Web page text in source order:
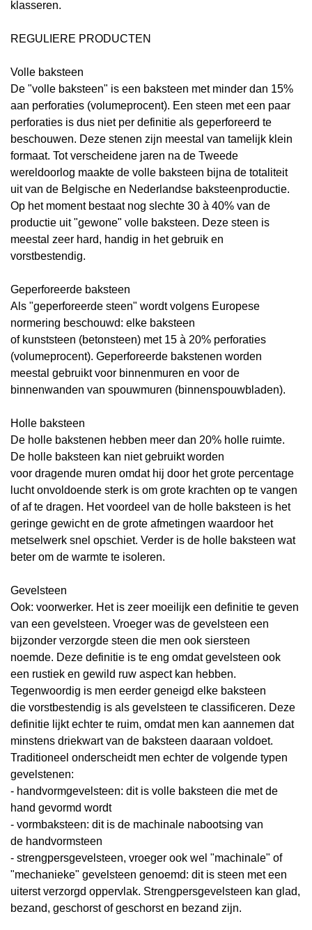
klasseren.
REGULIERE PRODUCTEN
Volle baksteen
De "volle baksteen" is een baksteen met minder dan 15%
aan perforaties (volumeprocent). Een steen met een paar
perforaties is dus niet per definitie als geperforeerd te
beschouwen. Deze stenen zijn meestal van tamelijk klein
formaat. Tot verscheidene jaren na de Tweede
wereldoorlog maakte de volle baksteen bijna de totaliteit
uit van de Belgische en Nederlandse baksteenproductie.
Op het moment bestaat nog slechte 30 à 40% van de
productie uit "gewone" volle baksteen. Deze steen is
meestal zeer hard, handig in het gebruik en
vorstbestendig.
Geperforeerde baksteen
Als "geperforeerde steen" wordt volgens Europese
normering beschouwd: elke baksteen
of kunststeen (betonsteen) met 15 à 20% perforaties
(volumeprocent). Geperforeerde bakstenen worden
meestal gebruikt voor binnenmuren en voor de
binnenwanden van spouwmuren (binnenspouwbladen).
Holle baksteen
De holle bakstenen hebben meer dan 20% holle ruimte.
De holle baksteen kan niet gebruikt worden
voor dragende muren omdat hij door het grote percentage
lucht onvoldoende sterk is om grote krachten op te vangen
of af te dragen. Het voordeel van de holle baksteen is het
geringe gewicht en de grote afmetingen waardoor het
metselwerk snel opschiet. Verder is de holle baksteen wat
beter om de warmte te isoleren.
Gevelsteen
Ook: voorwerker. Het is zeer moeilijk een definitie te geven
van een gevelsteen. Vroeger was de gevelsteen een
bijzonder verzorgde steen die men ook siersteen
noemde. Deze definitie is te eng omdat gevelsteen ook
een rustiek en gewild ruw aspect kan hebben.
Tegenwoordig is men eerder geneigd elke baksteen
die vorstbestendig is als gevelsteen te classificeren. Deze
definitie lijkt echter te ruim, omdat men kan aannemen dat
minstens driekwart van de baksteen daaraan voldoet.
Traditioneel onderscheidt men echter de volgende typen
gevelstenen:
- handvormgevelsteen: dit is volle baksteen die met de
hand gevormd wordt
- vormbaksteen: dit is de machinale nabootsing van
de handvormsteen
- strengpersgevelsteen, vroeger ook wel "machinale" of
"mechanieke" gevelsteen genoemd: dit is steen met een
uiterst verzorgd oppervlak. Strengpersgevelsteen kan glad,
bezand, geschorst of geschorst en bezand zijn.